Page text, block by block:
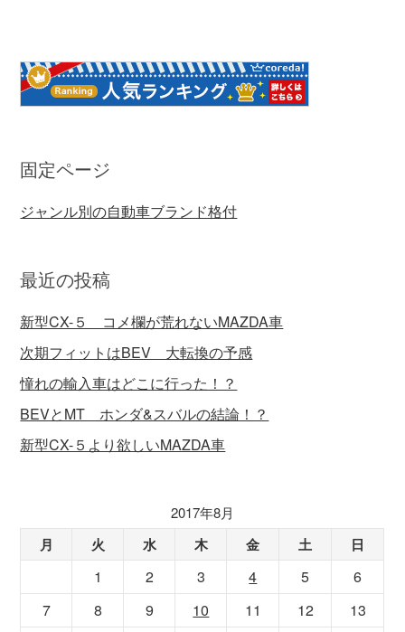
固定ページ
ジャンル別の自動車ブランド格付
最近の投稿
新型CX-５ コメ欄が荒れないMAZDA車
次期フィットはBEV 大転換の予感
憧れの輸入車はどこに行った！？
BEVとMT ホンダ&スバルの結論！？
新型CX-５より欲しいMAZDA車
2017年8月
月 火 水 木 金 土 日
1 2 3 4 5
6
7
8 9 10 11 12
13